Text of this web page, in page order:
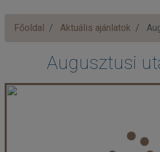
Főoldal Aktuális ajánlatok
Augusztusi